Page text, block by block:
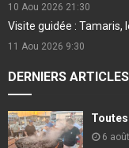
10 Aou 2026 21:30
Visite guidée : Tamaris,
11 Aou 2026 9:30
DERNIERS ARTICLES
6